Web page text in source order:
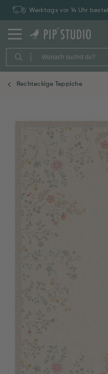
Werktags vor 14 Uhr
Rechteckige Teppiche